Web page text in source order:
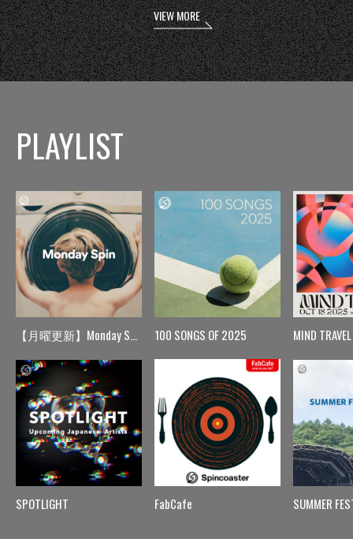
VIEW MORE
PLAYLIST
【月曜更新】Monday Spin
SPOTLIGHT
100 SONGS OF 2025
FabCafe
MIND TRAVEL
SUMMER